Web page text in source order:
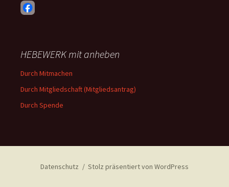
HEBEWERK mit anheben
Durch Mitmachen
Durch Mitgliedschaft (Mitgliedsantrag)
Durch Spende
Datenschutz Stolz präsentiert von WordPress